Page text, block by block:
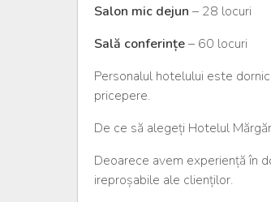
Salon mic dejun – 28 locuri
Sală conferințe– 60 locuri
Personalul hotelului este
pricepere.
De ce să alegeți Hotelul
Deoarece avem experiență în
ireproșabile ale clienților.